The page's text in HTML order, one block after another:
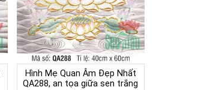
Hình Mẹ Quan Âm Đẹp Nhất
QA288, an tọa giữa sen trắng